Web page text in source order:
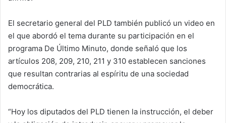
El secretario general del PLD también publicó un video en
el que abordó el tema durante su participación en el
programa De Último Minuto, donde señaló que los
artículos 208, 209, 210, 211 y 310 establecen sanciones
que resultan contrarias al espíritu de una sociedad
democrática.
“Hoy los diputados del PLD tienen la instrucción, el deber